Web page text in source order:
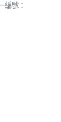
號：